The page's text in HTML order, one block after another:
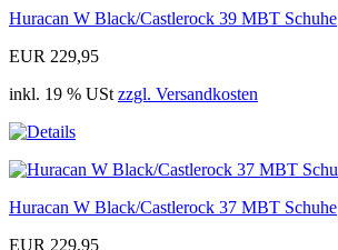
Huracan W Black/Castlerock 39 MBT Schuhe
EUR 229,95
inkl. 19 % USt zzgl. Versandkosten
Huracan W Black/Castlerock 37 MBT Schuhe
EUR 229,95